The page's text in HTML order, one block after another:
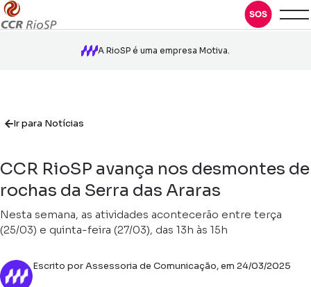
A RioSP é uma empresa Motiva.
Ir para Notícias
CCR RioSP avança nos desmontes de
rochas da Serra das Araras
Nesta semana, as atividades acontecerão entre terça
(25/03) e quinta-feira (27/03), das 13h às 15h
Escrito por Assessoria de Comunicação, em 24/03/2025